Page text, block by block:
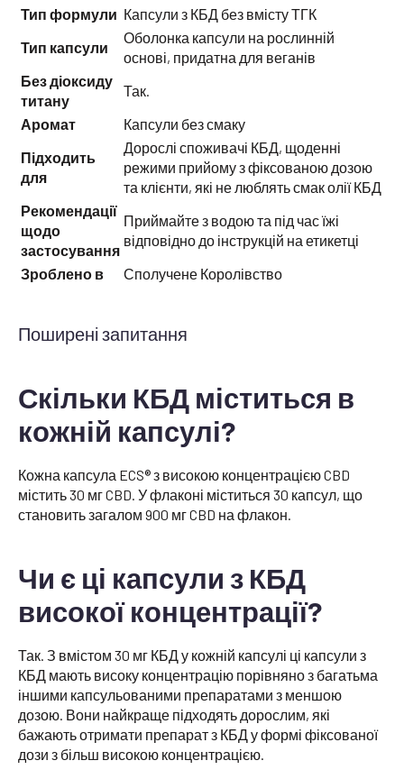
Тип формули Капсули з КБД без вмісту ТГК
Тип капсули
Оболонка капсули на рослинній
основі, придатна для веганів
Без діоксиду
титану
Так.
Аромат
Капсули без смаку
Підходить
для
Дорослі споживачі КБД, щоденні
режими прийому з фіксованою дозою
та клієнти, які не люблять смак олії КБД
Рекомендації
щодо
застосування
Приймайте з водою та під час їжі
відповідно до інструкцій на етикетці
Зроблено в
Сполучене Королівство
Поширені запитання
Скільки КБД міститься в
кожній капсулі?
Кожна капсула ECS® з високою концентрацією CBD
містить 30 мг CBD. У флаконі міститься 30 капсул, що
становить загалом 900 мг CBD на флакон.
Чи є ці капсули з КБД
високої концентрації?
Так. З вмістом 30 мг КБД у кожній капсулі ці капсули з
КБД мають високу концентрацію порівняно з багатьма
іншими капсульованими препаратами з меншою
дозою. Вони найкраще підходять дорослим, які
бажають отримати препарат з КБД у формі фіксованої
дози з більш високою концентрацією.